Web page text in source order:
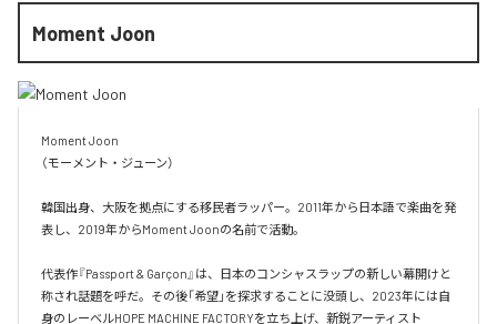
Moment Joon
Moment Joon
（モーメント・ジューン）
韓国出身、大阪を拠点にする移民者ラッパー。2011年から日本語で楽曲を発
表し、2019年からMoment Joonの名前で活動。
代表作『Passport & Garçon』は、日本のコンシャスラップの新しい幕開けと
称され話題を呼だ。その後「希望」を探求することに没頭し、2023年には自
身のレーベルHOPE MACHINE FACTORYを立ち上げ、新鋭アーティスト